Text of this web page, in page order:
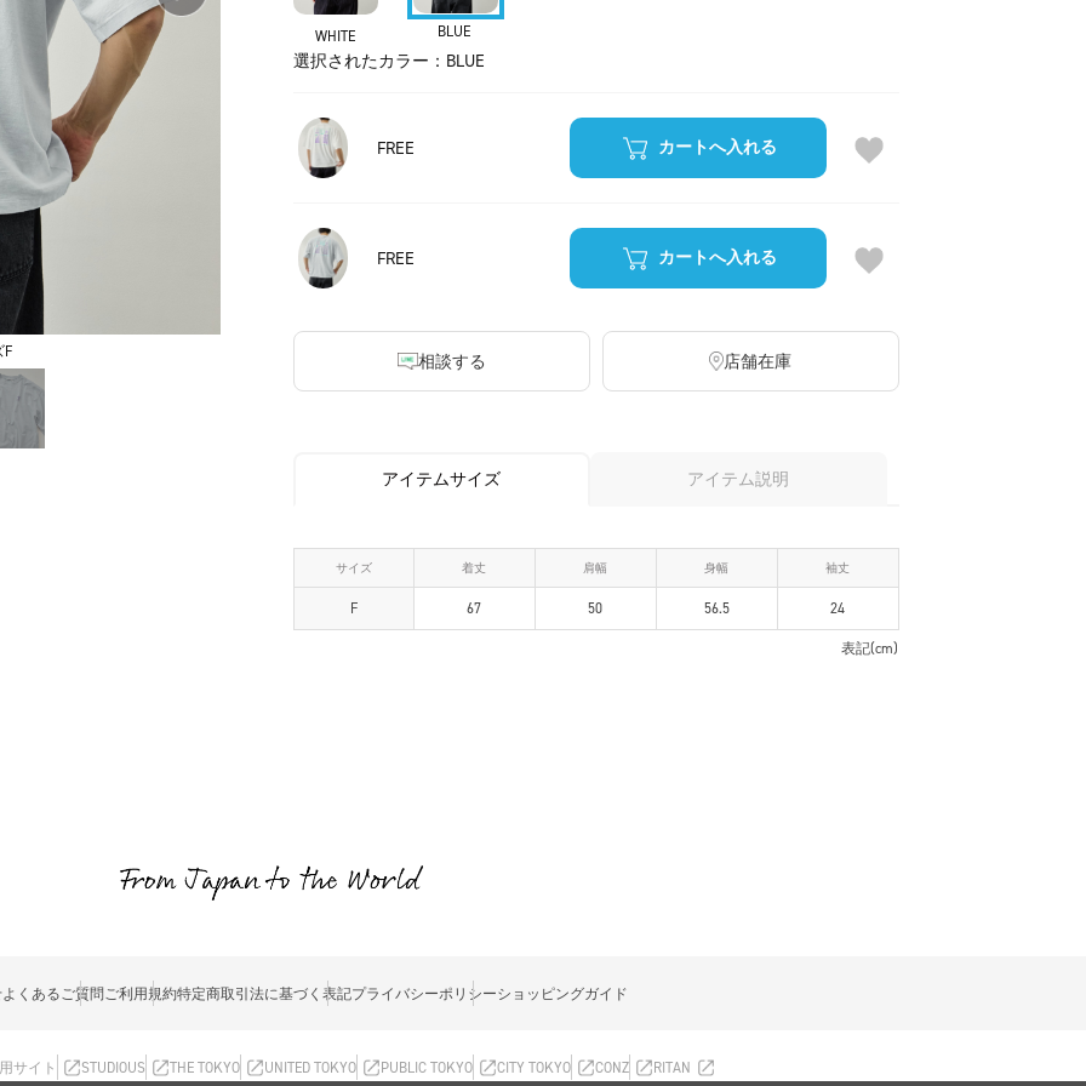
WHITE BLUE
選択されたカラー：BLUE
FREE カートへ入れる
FREE カートへ入れる
相談する 店舗在庫
アイテムサイズ アイテム説明
サイズ 着丈 肩幅 身幅 袖丈
F 67 50 56.5 24
表記(cm)
よくあるご質問ご利用規約特定商取引法に基づく表記プライバシーポリシーショッピングガイド
サイト STUDIOUS THE TOKYO UNITED TOKYO PUBLIC TOKYO CITY TOKYO CONZ RITAN